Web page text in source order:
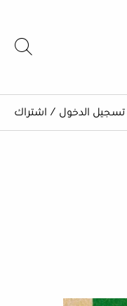
تسجيل الدخول / اشتراك